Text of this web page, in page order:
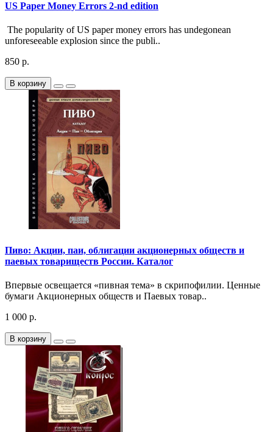
US Paper Money Errors 2-nd edition
The popularity of US paper money errors has undegonean
unforeseeable explosion since the publi..
850 р.
В корзину
Пиво: Акции, паи, облигации акционерных обществ и
паевых товариществ России. Каталог
Впервые освещается «пивная тема» в скрипофилии. Ценные
бумаги Акционерных обществ и Паевых товар..
1 000 р.
В корзину